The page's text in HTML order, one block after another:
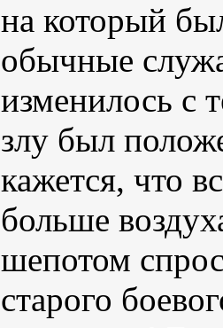
на который
обычные
изменилось с
злу был
кажется, что
больше
шепотом
старого